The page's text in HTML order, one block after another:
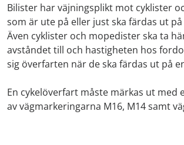
Bilister har väjningsplikt mot cyklister
som är ute på eller just ska färdas ut
Även cyklister och mopedister ska ta
avståndet till och hastigheten hos
sig överfarten när de ska färdas ut på
En cykelöverfart måste märkas ut med
av vägmarkeringarna M16, M14 samt